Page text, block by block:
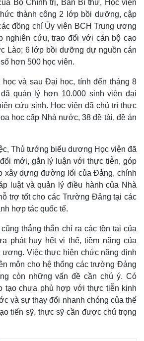
Thị trường
Giá vàng
Tỷ giá
Chứng khoán
Bộ Chính trị, Ban Bí thư, Học viện
thành công 2 lớp bồi dưỡng, cập
đồng chí Ủy viên BCH Trung ương
nghiên cứu, trao đổi với cán bộ cao
Lào; 6 lớp bồi dưỡng dự nguồn cán
hơn 500 học viên.
và sau Đại học, tính đến tháng 8
quản lý hơn 10.000 sinh viên đại
cứu sinh. Học viện đã chủ trì thực
học cấp Nhà nước, 38 đề tài, đề án
Thủ tướng biểu dương Học viện đã
mới, gắn lý luận với thực tiễn, góp
xây dựng đường lối của Đảng, chính
luật và quản lý điều hành của Nhà
trợ tốt cho các Trường Đảng tại các
hợp tác quốc tế.
thẳng thắn chỉ ra các tồn tại của
phát huy hết vị thế, tiềm năng của
Việc thực hiện chức năng định
môn cho hệ thống các trường Đảng
còn những vấn đề cần chú ý. Có
tạo chưa phù hợp với thực tiễn kinh
và sự thay đổi nhanh chóng của thế
tiến sỹ, thực sỹ cần được chú trọng